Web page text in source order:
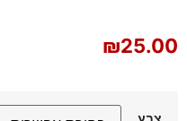
₪25.00
צבע